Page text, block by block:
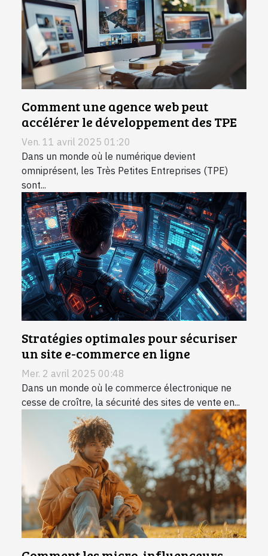
Comment une agence web peut
accélérer le développement des TPE
Ven. 11 avril 2025 01:20
Dans un monde où le numérique devient
omniprésent, les Très Petites Entreprises (TPE)
sont...
Stratégies optimales pour sécuriser
un site e-commerce en ligne
Mer. 2 avril 2025 00:48
Dans un monde où le commerce électronique ne
cesse de croître, la sécurité des sites de vente en...